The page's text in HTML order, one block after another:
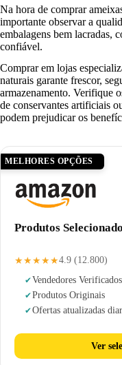
Na hora de comprar
importante observar a
embalagens bem lacradas,
confiável.
Comprar em lojas
naturais garante frescor,
armazenamento. Verifique
de conservantes artificiais
podem prejudicar os
MELHORES OPÇÕES
Produtos
★★★★★4.9 (12.800)
Vendedores Verificados
Produtos Originais
Ofertas atualizadas
Ver